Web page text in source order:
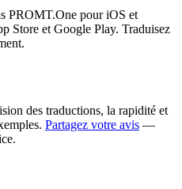
PROMT.One pour iOS et
Store et Google Play. Traduisez
des traductions, la rapidité et
Partagez votre avis —